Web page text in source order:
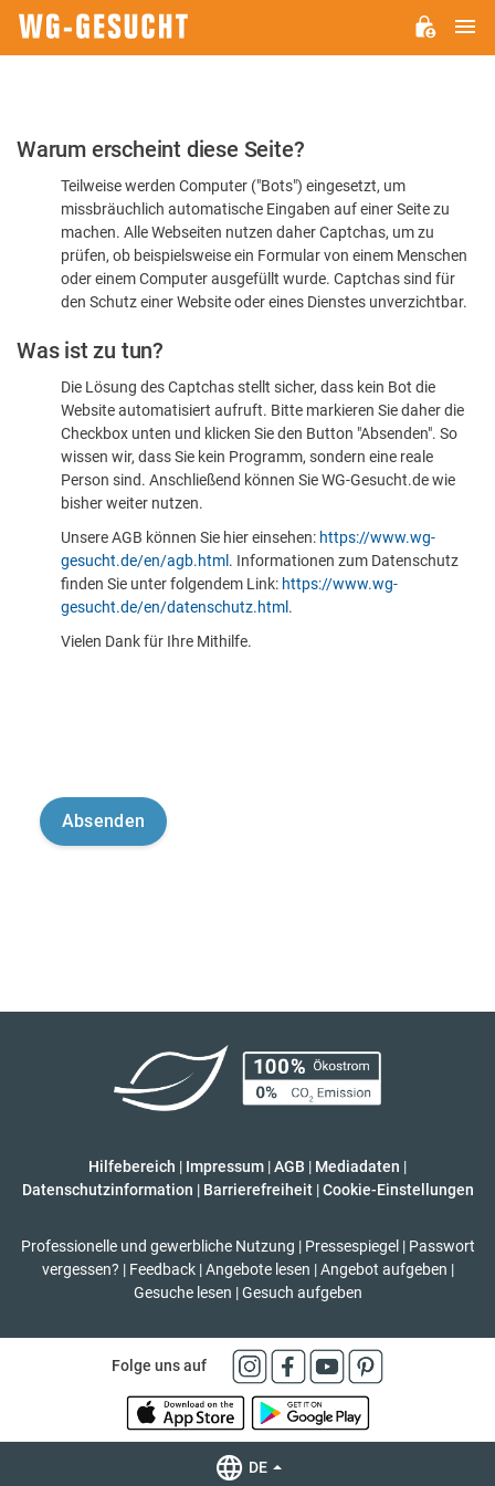
Bitte
dass
sind
Warum erscheint diese Seite?
Teilweise werden Computer ("Bots") eingesetzt, um
missbräuchlich automatische Eingaben auf einer Seite zu
machen. Alle Webseiten nutzen daher Captchas, um zu
prüfen, ob beispielsweise ein Formular von einem Menschen
oder einem Computer ausgefüllt wurde. Captchas sind für
den Schutz einer Website oder eines Dienstes unverzichtbar.
Was ist zu tun?
Die Lösung des Captchas stellt sicher, dass kein Bot die
Website automatisiert aufruft. Bitte markieren Sie daher die
Checkbox unten und klicken Sie den Button "Absenden". So
wissen wir, dass Sie kein Programm, sondern eine reale
Person sind. Anschließend können Sie WG-Gesucht.de wie
bisher weiter nutzen.
Unsere AGB können Sie hier einsehen: https://www.wg-
gesucht.de/en/agb.html . Informationen zum Datenschutz
finden Sie unter folgendem Link: https://www.wg-
gesucht.de/en/datenschutz.html .
Vielen Dank für Ihre Mithilfe.
Hilfebereich | Impressum |AGB | Mediadaten |
Datenschutzinformation | Barrierefreiheit | Cookie-Einstellungen
Professionelle und gewerbliche Nutzung | Pressespiegel | Passwort
vergessen? | Feedback | Angebote lesen | Angebot aufgeben |
Gesuche lesen | Gesuch aufgeben
Folge uns auf
DE